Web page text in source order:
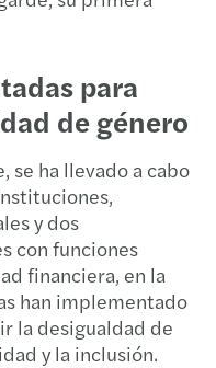
para
de género
se ha llevado a cabo
y dos
con funciones
financiera, en la
han implementado
la desigualdad de
y la inclusión.